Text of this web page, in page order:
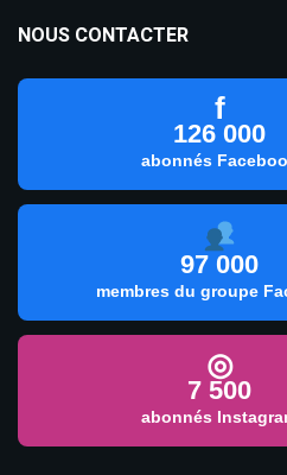
NOUS CONTACTER
f
126 000
abonnés
97 000
membres du groupe
◎
7 500
abonnés